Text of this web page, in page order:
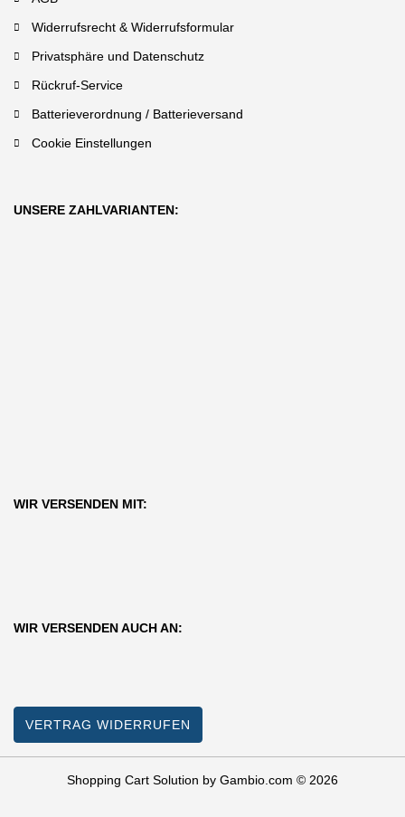
Widerrufsrecht & Widerrufsformular
Privatsphäre und Datenschutz
Rückruf-Service
Batterieverordnung / Batterieversand
Cookie Einstellungen
UNSERE ZAHLVARIANTEN:
WIR VERSENDEN MIT:
WIR VERSENDEN AUCH AN:
VERTRAG WIDERRUFEN
Shopping Cart Solution by Gambio.com © 2026